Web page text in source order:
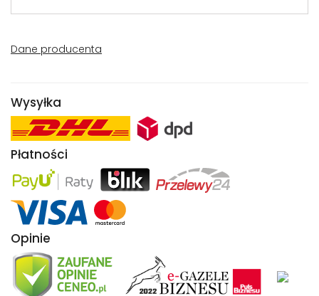
Dane producenta
Wysyłka
Płatności
Opinie